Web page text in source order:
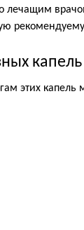
лечащим
этих капель